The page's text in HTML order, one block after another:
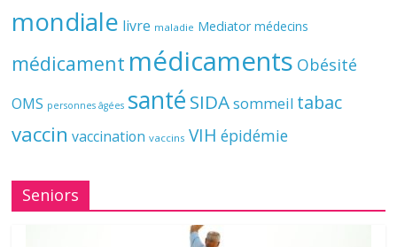
mondiale livre maladie Mediator médecins
médicament médicaments Obésité
OMS personnes âgées santé SIDAsommeil tabac
vaccin vaccination vaccins VIH épidémie
Seniors